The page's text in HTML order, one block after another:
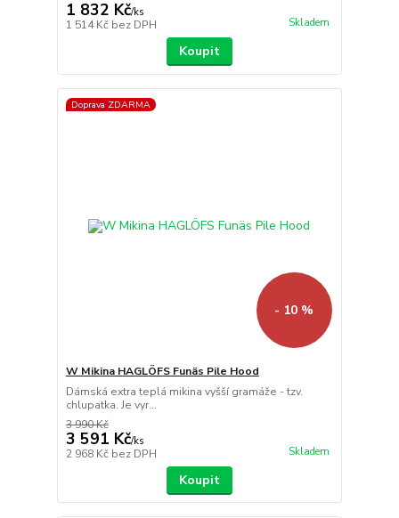
1 832 Kč/ks
1 514 Kč bez DPH Skladem
Koupit
Doprava ZDARMA
- 10 %
W Mikina HAGLÖFS Funäs Pile Hood
Dámská extra teplá mikina vyšší gramáže - tzv.
chlupatka. Je vyr...
3 990 Kč
3 591 Kč/ks
2 968 Kč bez DPH Skladem
Koupit